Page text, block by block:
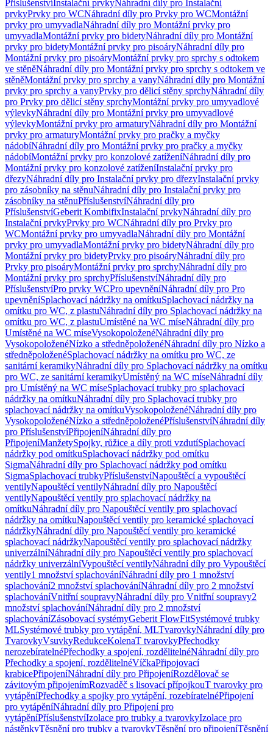
PříslušenstvíInstalační prvkyNáhradní díly pro Instalační
prvkyPrvky pro WCNáhradní díly pro Prvky pro WCMontážní
prvky pro umyvadlaNáhradní díly pro Montážní prvky pro
umyvadlaMontážní prvky pro bidetyNáhradní díly pro Montážní
prvky pro bidetyMontážní prvky pro pisoáryNáhradní díly pro
Montážní prvky pro pisoáryMontážní prvky pro sprchy s odtokem
ve stěněNáhradní díly pro Montážní prvky pro sprchy s odtokem ve
stěněMontážní prvky pro sprchy a vanyNáhradní díly pro Montážní
prvky pro sprchy a vanyPrvky pro dělicí stěny sprchyNáhradní díly
pro Prvky pro dělicí stěny sprchyMontážní prvky pro umyvadlové
výlevkyNáhradní díly pro Montážní prvky pro umyvadlové
výlevkyMontážní prvky pro armaturyNáhradní díly pro Montážní
prvky pro armaturyMontážní prvky pro pračky a myčky
nádobíNáhradní díly pro Montážní prvky pro pračky a myčky
nádobíMontážní prvky pro konzolové zatíženíNáhradní díly pro
Montážní prvky pro konzolové zatíženíInstalační prvky pro
dřezyNáhradní díly pro Instalační prvky pro dřezyInstalační prvky
pro zásobníky na stěnuNáhradní díly pro Instalační prvky pro
zásobníky na stěnuPříslušenstvíNáhradní díly pro
PříslušenstvíGeberit KombifixInstalační prvkyNáhradní díly pro
Instalační prvkyPrvky pro WCNáhradní díly pro Prvky pro
WCMontážní prvky pro umyvadlaNáhradní díly pro Montážní
prvky pro umyvadlaMontážní prvky pro bidetyNáhradní díly pro
Montážní prvky pro bidetyPrvky pro pisoáryNáhradní díly pro
Prvky pro pisoáryMontážní prvky pro sprchyNáhradní díly pro
Montážní prvky pro sprchyPříslušenstvíNáhradní díly pro
PříslušenstvíPro prvky WCPro upevněníNáhradní díly pro Pro
upevněníSplachovací nádržky na omítkuSplachovací nádržky na
omítku pro WC, z plastuNáhradní díly pro Splachovací nádržky na
omítku pro WC, z plastuUmístěné na WC míseNáhradní díly pro
Umístěné na WC míseVysokopoloženéNáhradní díly pro
VysokopoloženéNízko a středněpoloženéNáhradní díly pro Nízko a
středněpoloženéSplachovací nádržky na omítku pro WC, ze
sanitární keramikyNáhradní díly pro Splachovací nádržky na omítku
pro WC, ze sanitární keramikyUmístěný na WC míseNáhradní díly
pro Umístěný na WC míseSplachovací trubky pro splachovací
nádržky na omítkuNáhradní díly pro Splachovací trubky pro
splachovací nádržky na omítkuVysokopoloženéNáhradní díly pro
VysokopoloženéNízko a středněpoloženéPříslušenstvíNáhradní díly
pro PříslušenstvíPřipojeníNáhradní díly pro
PřipojeníManžetySpojky, růžice a díly proti vzdutíSplachovací
nádržky pod omítkuSplachovací nádržky pod omítku
SigmaNáhradní díly pro Splachovací nádržky pod omítku
SigmaSplachovací trubkyPříslušenstvíNapouštěcí a vypouštěcí
ventilyNapouštěcí ventilyNáhradní díly pro Napouštěcí
ventilyNapouštěcí ventily pro splachovací nádržky na
omítkuNáhradní díly pro Napouštěcí ventily pro splachovací
nádržky na omítkuNapouštěcí ventily pro keramické splachovací
nádržkyNáhradní díly pro Napouštěcí ventily pro keramické
splachovací nádržkyNapouštěcí ventily pro splachovací nádržky
univerzálníNáhradní díly pro Napouštěcí ventily pro splachovací
nádržky univerzálníVypouštěcí ventilyNáhradní díly pro Vypouštěcí
ventily1 množství splachováníNáhradní díly pro 1 množství
splachování2 množství splachováníNáhradní díly pro 2 množství
splachováníVnitřní soupravyNáhradní díly pro Vnitřní soupravy2
množství splachováníNáhradní díly pro 2 množství
splachováníZásobovací systémyGeberit FlowFitSystémové trubky
MLSystémové trubky pro vytápění, MLTvarovkyNáhradní díly pro
TvarovkyVsuvkyRedukceKolenaT tvarovkyPřechodky
nerozebíratelnéPřechodky a spojení, rozdělitelnéNáhradní díly pro
Přechodky a spojení, rozdělitelnéVíčkaPřipojovací
krabicePřipojeníNáhradní díly pro PřipojeníRozdělovač se
závitovým připojenímRozvaděč s lisovací přípojkouT tvarovky pro
vytápěníPřechodky a spojky pro vytápění, rozebíratelnéPřipojení
pro vytápěníNáhradní díly pro Připojení pro
vytápěníPříslušenstvíIzolace pro trubky a tvarovkyIzolace pro
nástěnkyTěsnění pro trubky a tvarovkyTěsnění pro připojeníTěsnění